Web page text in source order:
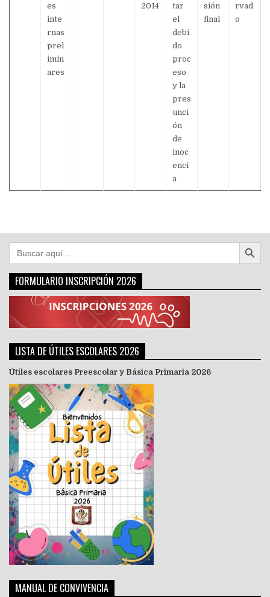
es
inte
rnas
prel
imin
ares
2014
tar
el
debi
do
proc
eso
y la
pres
unci
ón
de
inoc
enci
a
sión
final
rvad
o
Buscar: Botón de
FORMULARIO INSCRIPCIÓN 2026
LISTA DE ÚTILES ESCOLARES 2026
Útiles escolares Preescolar y Básica Primaria 2026
MANUAL DE CONVIVENCIA